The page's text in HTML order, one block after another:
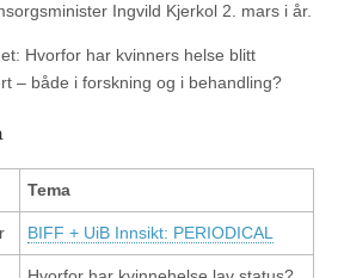
Ingvild Kjerkol 2. mars i år.
Hvorfor har kvinners helse blitt
– både i forskning og i behandling?
Tema
BIFF + UiB Innsikt: PERIODICAL